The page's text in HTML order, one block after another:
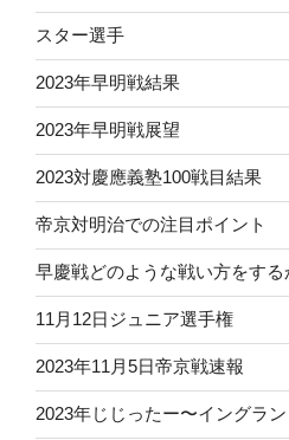
スター選手
2023年早明戦結果
2023年早明戦展望
2023対慶應義塾100戦目結果
帝京対明治での注目ポイント
早慶戦どのような戦い方をする
11月12日ジュニア選手権
2023年11月5日帝京戦速報
2023年じじったー〜イングラ